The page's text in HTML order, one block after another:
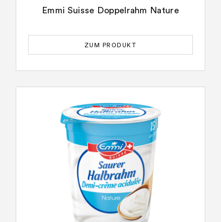
Emmi Suisse Doppelrahm Nature
ZUM PRODUKT